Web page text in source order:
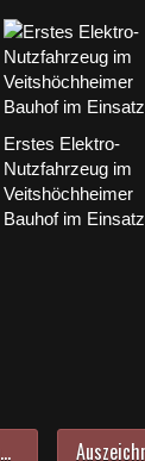
Erstes Elektro-
Nutzfahrzeug im
Veitshöchheimer
Bauhof im Einsatz
Gemeinde Veitshöchheim sucht einen Taufpaten für ihr E-Lastenfahrrad, das für einen Euro pro Tag gemietet werden kann